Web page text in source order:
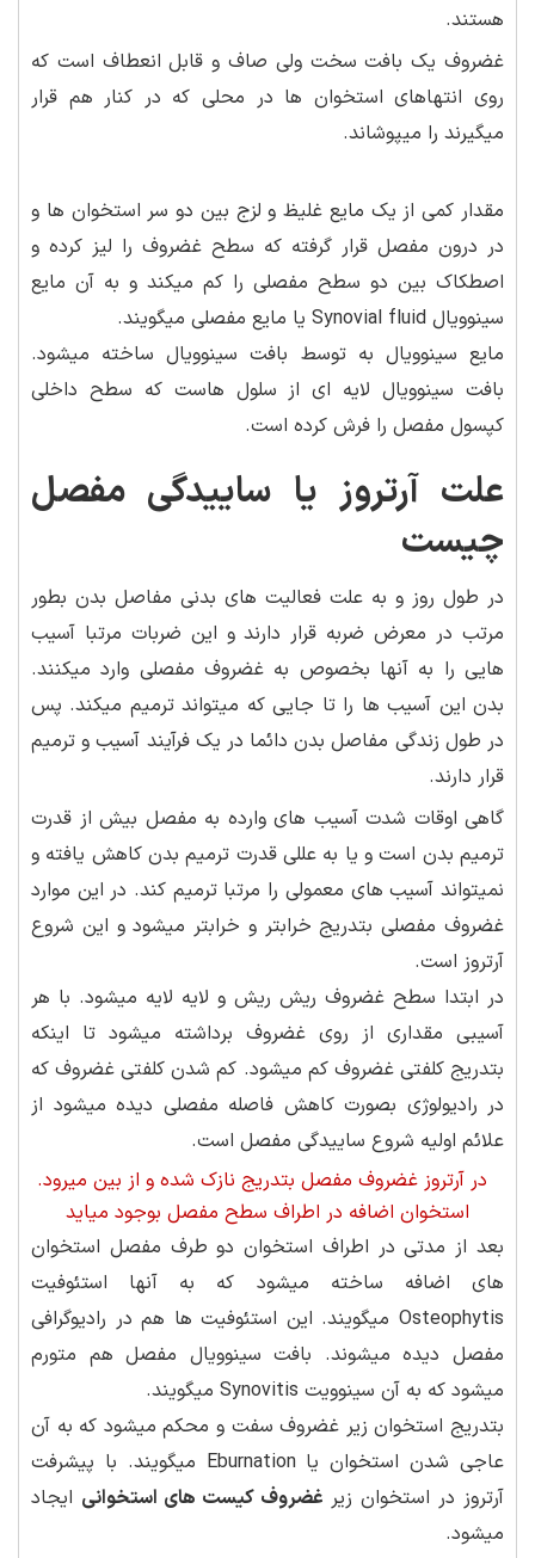
هستند.
غضروف یک بافت سخت ولی صاف و قابل انعطاف است که
روی انتهاهای استخوان ها در محلی که در کنار هم قرار
میگیرند را میپوشاند.
مقدار کمی از یک مایع غلیظ و لزج بین دو سر استخوان ها و
در درون مفصل قرار گرفته که سطح غضروف را لیز کرده و
اصطکاک بین دو سطح مفصلی را کم میکند و به آن مایع
سینوویال Synovial fluid یا مایع مفصلی میگویند.
مایع سینوویال به توسط بافت سینوویال ساخته میشود.
بافت سینوویال لایه ای از سلول هاست که سطح داخلی
کپسول مفصل را فرش کرده است.
علت آرتروز یا ساییدگی مفصل
چیست
در طول روز و به علت فعالیت های بدنی مفاصل بدن بطور
مرتب در معرض ضربه قرار دارند و این ضربات مرتبا آسیب
هایی را به آنها بخصوص به غضروف مفصلی وارد میکنند.
بدن این آسیب ها را تا جایی که میتواند ترمیم میکند. پس
در طول زندگی مفاصل بدن دائما در یک فرآیند آسیب و ترمیم
قرار دارند.
گاهی اوقات شدت آسیب های وارده به مفصل بیش از قدرت
ترمیم بدن است و یا به عللی قدرت ترمیم بدن کاهش یافته و
نمیتواند آسیب های معمولی را مرتبا ترمیم کند. در این موارد
غضروف مفصلی بتدریج خرابتر و خرابتر میشود و این شروع
آرتروز است.
در ابتدا سطح غضروف ریش ریش و لایه لایه میشود. با هر
آسیبی مقداری از روی غضروف برداشته میشود تا اینکه
بتدریج کلفتی غضروف کم میشود. کم شدن کلفتی غضروف که
در رادیولوژی بصورت کاهش فاصله مفصلی دیده میشود از
علائم اولیه شروع ساییدگی مفصل است.
در آرتروز غضروف مفصل بتدریج نازک شده و از بین میرود.
استخوان اضافه در اطراف سطح مفصل بوجود میاید
بعد از مدتی در اطراف استخوان دو طرف مفصل استخوان
های اضافه ساخته میشود که به آنها استئوفیت
Osteophytis میگویند. این استئوفیت ها هم در رادیوگرافی
مفصل دیده میشوند. بافت سینوویال مفصل هم متورم
میشود که به آن سینوویت Synovitis میگویند.
بتدریج استخوان زیر غضروف سفت و محکم میشود که به آن
عاجی شدن استخوان یا Eburnation میگویند. با پیشرفت
آرتروز در استخوان زیر غضروف کیست های استخوانی ایجاد
میشود.